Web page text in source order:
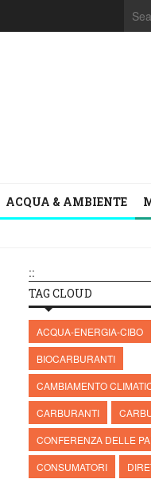
ACQUA & AMBIENTE
::
TAG CLOUD
ACQUA-ENERGIA-CIBO
BIOCARBURANTI
CAMBIAMENTO
CARBURANTI
CONFERENZA DELLE
CONSUMATORI